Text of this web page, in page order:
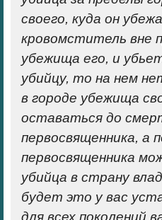
своего, куда он
кровомститель вне
убежища его, и
убийцу, то на нем
в городе убежища
оставаться до
первосвященника, а
первосвященника
убийца в страну
будет это у вас
для всех поколений